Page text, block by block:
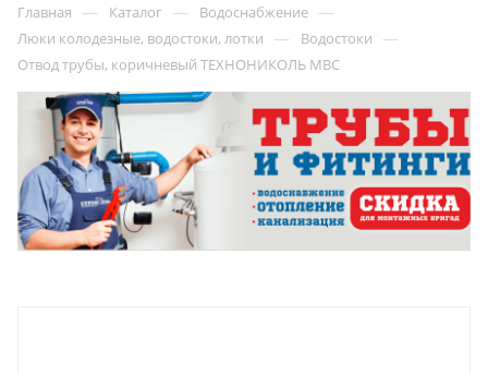
Главная — Каталог — Водоснабжение —
Люки колодезные, водостоки, лотки — Водостоки —
Отвод трубы, коричневый ТЕХНОНИКОЛЬ МВС